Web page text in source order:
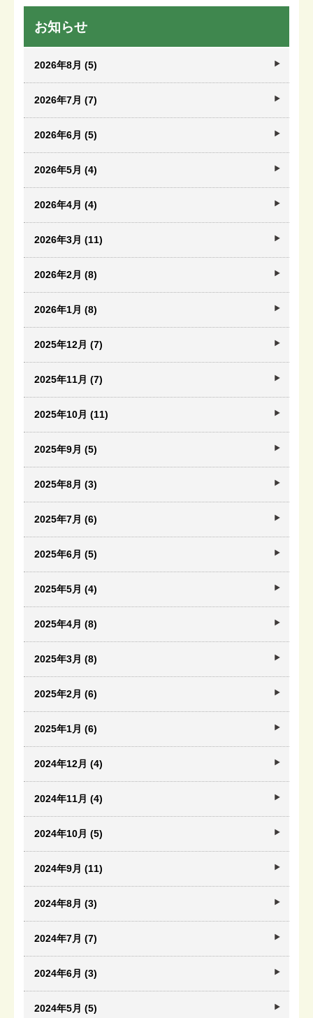
お知らせ
2026年8月 (5)
2026年7月 (7)
2026年6月 (5)
2026年5月 (4)
2026年4月 (4)
2026年3月 (11)
2026年2月 (8)
2026年1月 (8)
2025年12月 (7)
2025年11月 (7)
2025年10月 (11)
2025年9月 (5)
2025年8月 (3)
2025年7月 (6)
2025年6月 (5)
2025年5月 (4)
2025年4月 (8)
2025年3月 (8)
2025年2月 (6)
2025年1月 (6)
2024年12月 (4)
2024年11月 (4)
2024年10月 (5)
2024年9月 (11)
2024年8月 (3)
2024年7月 (7)
2024年6月 (3)
2024年5月 (5)